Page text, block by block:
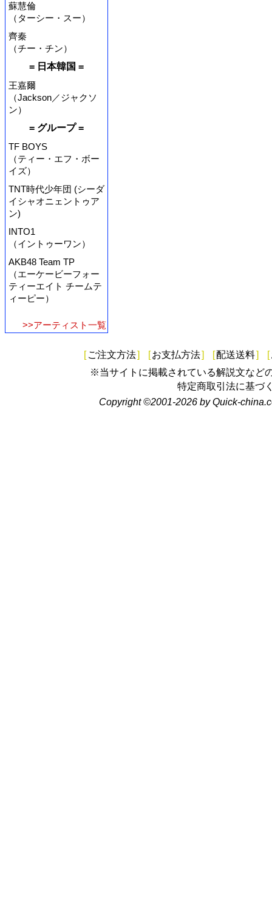
蘇慧倫
（ターシー・スー）
齊秦
（チー・チン）
= 日本韓国 =
王嘉爾
（Jackson／ジャクソ
ン）
= グループ =
TF BOYS
（ティー・エフ・ボー
イズ）
TNT時代少年団 (シーダ
イシャオニェントゥア
ン)
INTO1
（イントゥーワン）
AKB48 Team TP
（エーケービーフォー
ティーエイト チームテ
ィーピー）
>>アーティスト一覧
[ ご注文方法] [お支払方法] [配送送料] [
※当サイトに掲載されている解説文など
特定商取引法に基づ
Copyright ©2001-2026 by Quick-